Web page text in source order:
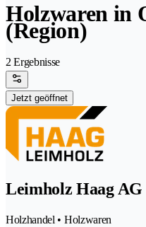
Holzwaren in
(Region)
2 Ergebnisse
Jetzt geöffnet
Leimholz Haag AG
Holzhandel • Holzwaren